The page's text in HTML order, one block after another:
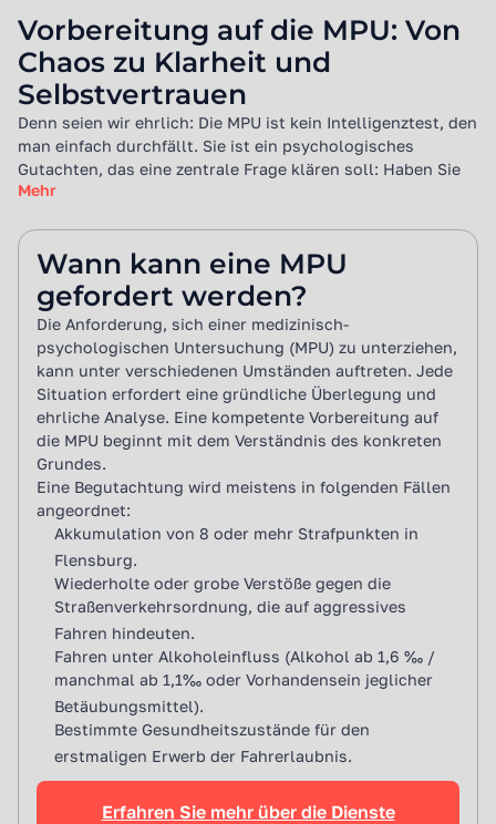
Vorbereitung auf die MPU: Von
Chaos zu Klarheit und
Selbstvertrauen
Denn seien wir ehrlich: Die MPU ist kein Intelligenztest, den
man einfach durchfällt. Sie ist ein psychologisches
Gutachten, das eine zentrale Frage klären soll: Haben Sie
verstanden, was schiefgelaufen ist? Und werden Sie es
Die schlechte Nachricht: Mit auswendig gelernten Phrasen
und der Hoffnung, dass "der Psychologe schon nett sein
wird", fahren Sie direkt gegen die Wand. Die Durchfallquote
liegt bei etwa 40% – nicht weil die Menschen dumm sind,
sondern weil sie unvorbereitet sind.
Die gute Nachricht: Mit der richtigen Vorbereitung ist die
MPU machbar. Sehr machbar sogar.
Mehr
Wann kann eine MPU
gefordert werden?
Die Anforderung, sich einer medizinisch-
psychologischen Untersuchung (MPU) zu unterziehen,
kann unter verschiedenen Umständen auftreten. Jede
Situation erfordert eine gründliche Überlegung und
ehrliche Analyse. Eine kompetente Vorbereitung auf
die MPU beginnt mit dem Verständnis des konkreten
Grundes.
Eine Begutachtung wird meistens in folgenden Fällen
angeordnet:
Akkumulation von 8 oder mehr Strafpunkten in
Flensburg.
Wiederholte oder grobe Verstöße gegen die
Straßenverkehrsordnung, die auf aggressives
Fahren hindeuten.
Fahren unter Alkoholeinfluss (Alkohol ab 1,6 ‰ /
manchmal ab 1,1‰ oder Vorhandensein jeglicher
Betäubungsmittel).
Bestimmte Gesundheitszustände für den
erstmaligen Erwerb der Fahrerlaubnis.
Erfahren Sie mehr über die Dienste